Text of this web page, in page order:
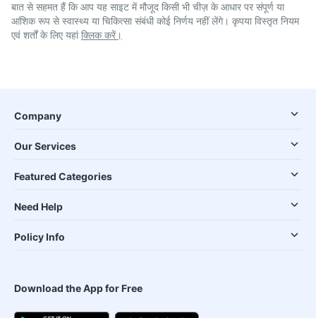
बात से सहमत हैं कि आप यह साइट में मौजूद किसी भी चीज़ के आधार पर संपूर्ण या
आंशिक रूप से स्वास्थ्य या चिकित्सा संबंधी कोई निर्णय नहीं लेंगे। कृपया विस्तृत नियम
एवं शर्तों के लिए यहांक्लिक करें।
Company
Our Services
Featured Categories
Need Help
Policy Info
Download the App for Free